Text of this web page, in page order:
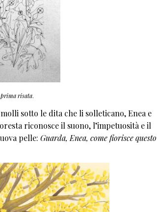
prima risata.
sotto le dita che li solleticano, Enea e
riconosce il suono, l’impetuosità e il
pelle: Guarda, Enea, come fiorisce questo